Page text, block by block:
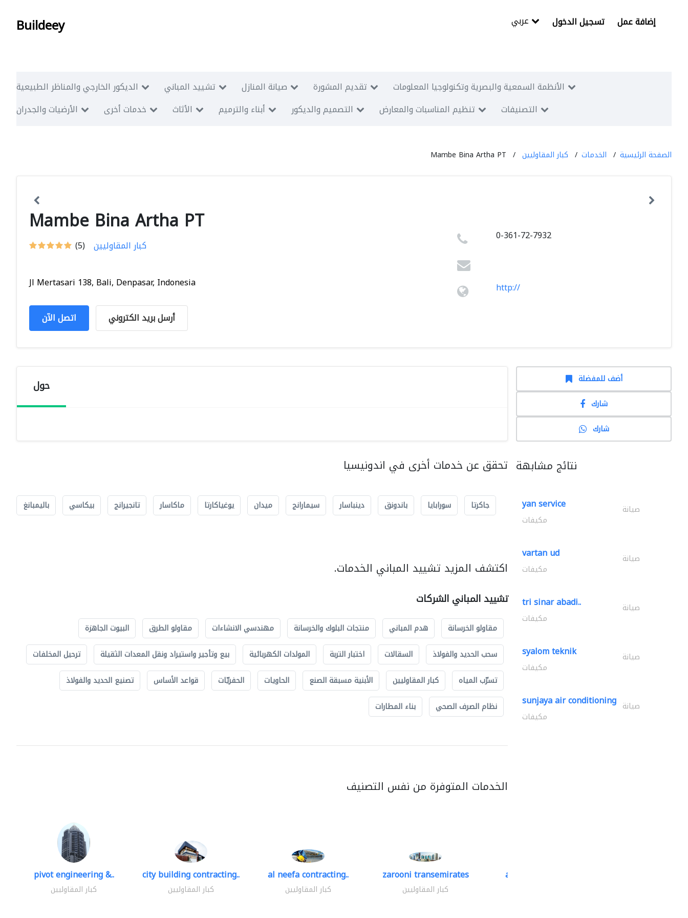
Buildeey تسجيل الدخول إضافة عمل
الديكور الخارجي والمناظر الطبيعية تشييد المباني صيانة المنازل تقديم المشورة
الأنظمة السمعية والبصرية وتكنولوجيا المعلومات
الأرضيات والجدران
خدمات أخرى الأثاث أبناء والترميم التصميم والديكور تنظيم المناسبات والمعارض التصنيفات
الصفحة الرئيسية الخدمات كبار المقاوليين Mambe Bina Artha PT
Mambe Bina Artha PT
(5) كبار المقاوليين
Jl Mertasari 138, Bali, Denpasar, Indonesia
اتصل الآن أرسل بريد الكتروني
0-361-72-7932
http://
حول
تحقق عن خدمات أخرى في اندونيسيا
جاكرتا سورابايا باندونق دينباسار سيمارانج ميدان يوغياكارتا ماكاسار تانجيرانج بيكاسي باليمبانغ
اكتشف المزيد تشييد المباني الخدمات.
تشييد المباني الشركات
مقاولو الخرسانة هدم المباني منتجات البلوك والخرسانة مهندسي الانشاءات مقاولو الطرق
البيوت الجاهزة
سحب الحديد والفولاذ
السقالات اختبار التربة المولدات الكهربائية بيع وتأجير واستيراد ونقل المعدات الثقيلة
ترحيل المخلفات
تسرّب المياه
كبار المقاوليين الأبنية مسبقة الصنع الحاويات الحفريّات قواعد الأساس
تصنيع الحديد والفولاذ
نظام الصرف الصحي
بناء المطارات
الخدمات المتوفرة من نفس التصنيف
pivot engineering &..
كبار المقاوليين
city building contracting..
كبار المقاوليين
al neefa contracting..
كبار المقاوليين
zarooni transemirates
كبار المقاوليين
accurate bldh cont..
أضف للمفضلة
شارك
شارك
نتائج مشابهة
yan service صيانة
مكيفات
vartan ud صيانة
مكيفات
tri sinar abadi.. صيانة
مكيفات
syalom teknik صيانة
مكيفات
sunjaya air conditioning صيانة
مكيفات